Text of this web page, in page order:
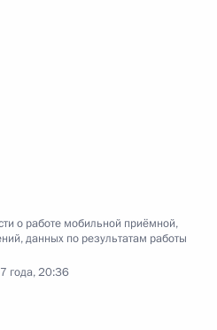
о работе мобильной приёмной,
данных по результатам работы
года, 20:36